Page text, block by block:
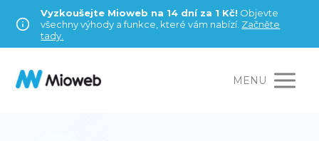
Vyzkoušejte Mioweb na 14 dní za 1 Kč! Objevte
všechny výhody a funkce, které vám nabízí. Začněte
tady.
MENU